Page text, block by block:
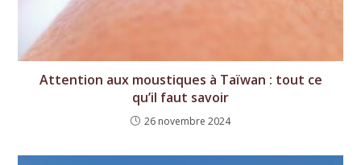
Attention aux moustiques à Taïwan : tout ce
qu’il faut savoir
26 novembre 2024